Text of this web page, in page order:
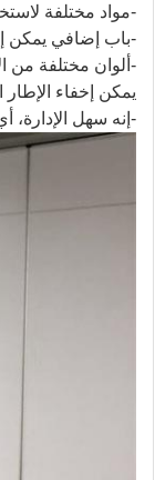
-مواد مختلفة
-باب إضافي يمكن
-ألوان مختلفة من
يمكن إخفاء
-إنه سهل